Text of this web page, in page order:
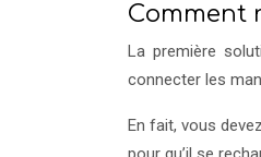
Comment
La première
connecter les
En fait, vous